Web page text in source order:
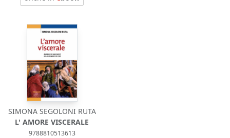
SIMONA SEGOLONI RUTA
L' AMORE VISCERALE
9788810513613